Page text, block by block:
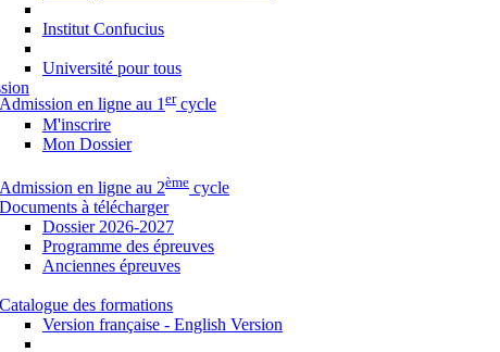
Institut Confucius
Université pour tous
Admission en ligne au 1ercycle
M'inscrire
Mon Dossier
Admission en ligne au 2ème cycle
Documents à télécharger
Dossier 2026-2027
Programme des épreuves
Anciennes épreuves
Catalogue des formations
Version française - English Version